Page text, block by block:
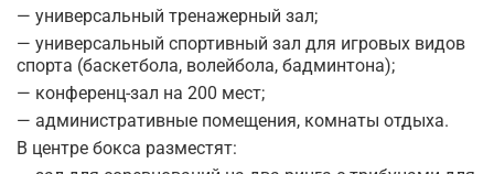
— универсальный тренажерный зал;
— универсальный спортивный зал для игровых видов
спорта (баскетбола, волейбола, бадминтона);
— конференц-зал на 200 мест;
— административные помещения, комнаты отдыха.
В центре бокса разместят: